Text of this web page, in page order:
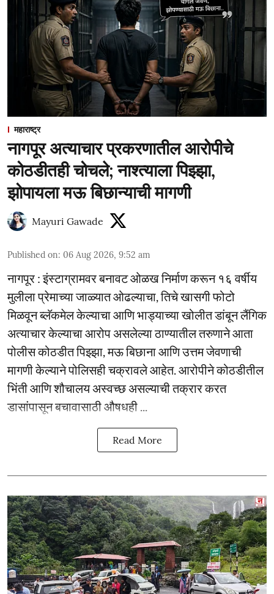
महाराष्ट्र
नागपूर अत्याचार प्रकरणातील आरोपीचे
कोठडीतही चोचले; नाश्त्याला पिझ्झा,
झोपायला मऊ बिछान्याची मागणी
Mayuri Gawade
Published on: 06 Aug 2026, 9:52 am
नागपूर : इंस्टाग्रामवर बनावट ओळख निर्माण करून १६ वर्षीय
मुलीला प्रेमाच्या जाळ्यात ओढल्याचा, तिचे खासगी फोटो
मिळवून ब्लॅकमेल केल्याचा आणि भाड्याच्या खोलीत डांबून लैंगिक
अत्याचार केल्याचा आरोप असलेल्या ठाण्यातील तरुणाने आता
पोलीस कोठडीत पिझ्झा, मऊ बिछाना आणि उत्तम जेवणाची
मागणी केल्याने पोलिसही चक्रावले आहेत. आरोपीने कोठडीतील
भिंती आणि शौचालय अस्वच्छ असल्याची तक्रार करत
डासांपासून बचावासाठी औषधही ...
Read More